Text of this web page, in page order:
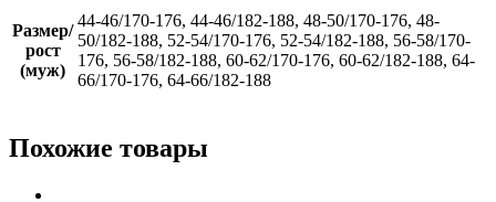
Размер/
рост
(муж)
44-46/170-176, 44-46/182-188, 48-50/170-176, 48-
50/182-188, 52-54/170-176, 52-54/182-188, 56-58/170-
176, 56-58/182-188, 60-62/170-176, 60-62/182-188, 64-
66/170-176, 64-66/182-188
Похожие товары